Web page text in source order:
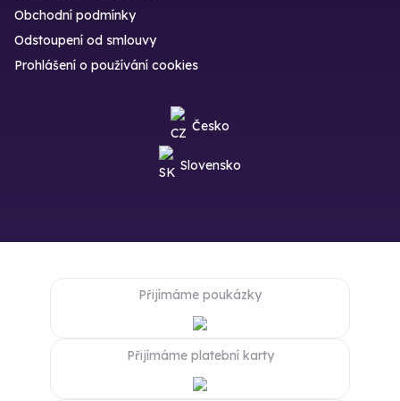
Obchodní podmínky
Odstoupení od smlouvy
Prohlášení o používání cookies
Česko
Slovensko
Přijímáme poukázky
Přijímáme platební karty